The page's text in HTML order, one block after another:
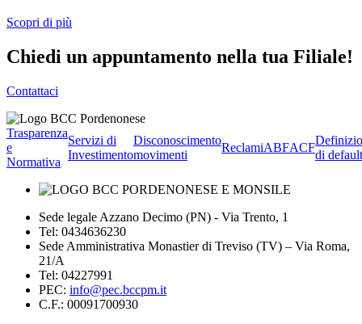
Scopri di più
Chiedi un appuntamento nella tua Filiale!
Contattaci
Trasparenza
e
Normativa
Servizi di
Investimento
Disconoscimento
movimenti
ReclamiABFACF
di default
Sede legale Azzano Decimo (PN) - Via Trento, 1
Tel: 0434636230
Sede Amministrativa Monastier di Treviso (TV) – Via Roma,
21/A
Tel: 04227991
PEC: info@pec.bccpm.it
C.F.: 00091700930